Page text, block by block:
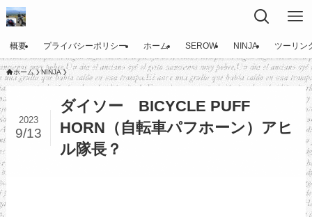
概要 プライバシーポリシー ホーム SEROW NINJA ツーリン
ホーム NINJA
ダイソー BICYCLE PUFF
HORN（自転車パフホーン）アヒ
ル隊長？
2023
9/13